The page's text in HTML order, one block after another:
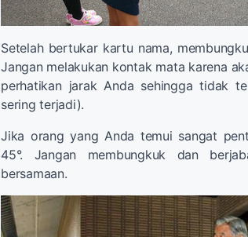
Setelah bertukar kartu nama,
Jangan melakukan kontak mata karena
perhatikan jarak Anda sehingga tidak
sering terjadi).
Jika orang yang Anda temui sangat
45°. Jangan membungkuk dan
bersamaan.